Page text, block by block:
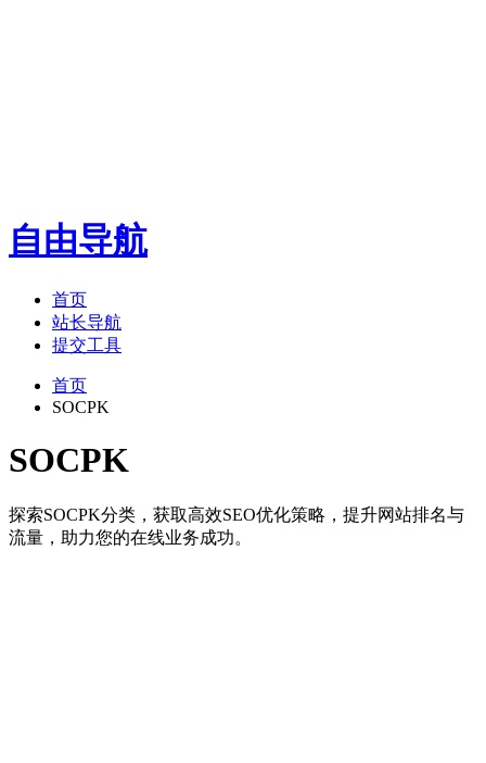
自由导航
首页
站长导航
提交工具
首页
SOCPK
SOCPK
探索SOCPK分类，获取高效SEO优化策略，提升网站排名与
流量，助力您的在线业务成功。